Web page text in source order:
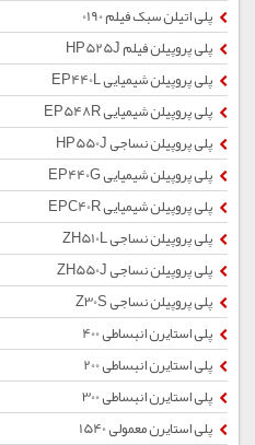
پلی اتیلن سبک فیلم 0190
پلی پروپیلن فیلم HP525J
پلی پروپیلن شیمیایی EP440L
پلی پروپیلن شیمیایی EP548R
پلی پروپیلن نساجی HP550J
پلی پروپیلن شیمیایی EP440G
پلی پروپیلن شیمیایی EPC40R
پلی پروپیلن نساجی ZH510L
پلی پروپیلن نساجی ZH550J
پلی پروپیلن نساجی Z30S
پلی استایرن انبساطی 400
پلی استایرن انبساطی 200
پلی استایرن انبساطی 300
پلی استایرن معمولی 1540